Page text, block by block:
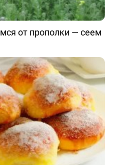
от прополки — сеем